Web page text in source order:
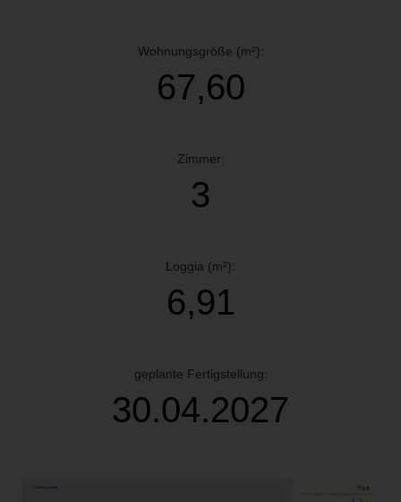
Wohnungsgröße (m²):
67,60
Zimmer:
3
Loggia (m²):
6,91
geplante Fertigstellung:
30.04.2027